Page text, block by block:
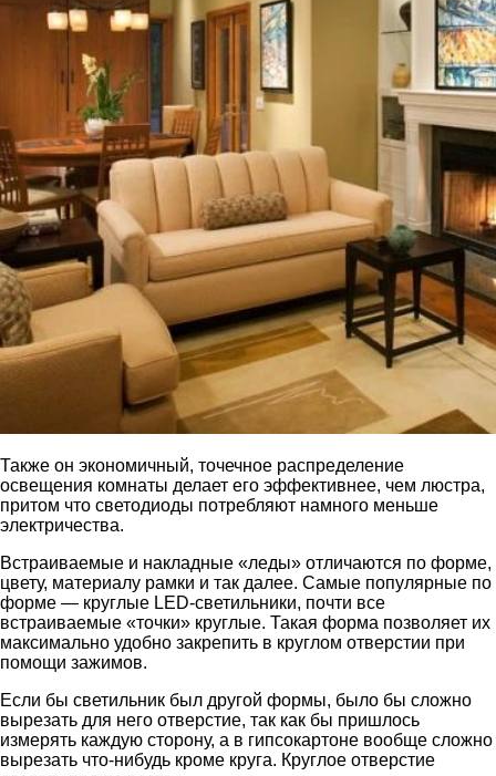
Также он экономичный, точечное распределение
освещения комнаты делает его эффективнее, чем люстра,
притом что светодиоды потребляют намного меньше
электричества.
Встраиваемые и накладные «леды» отличаются по форме,
цвету, материалу рамки и так далее. Самые популярные по
форме — круглые LED-светильники, почти все
встраиваемые «точки» круглые. Такая форма позволяет их
максимально удобно закрепить в круглом отверстии при
помощи зажимов.
Если бы светильник был другой формы, было бы сложно
вырезать для него отверстие, так как бы пришлось
измерять каждую сторону, а в гипсокартоне вообще сложно
вырезать что-нибудь кроме круга. Круглое отверстие